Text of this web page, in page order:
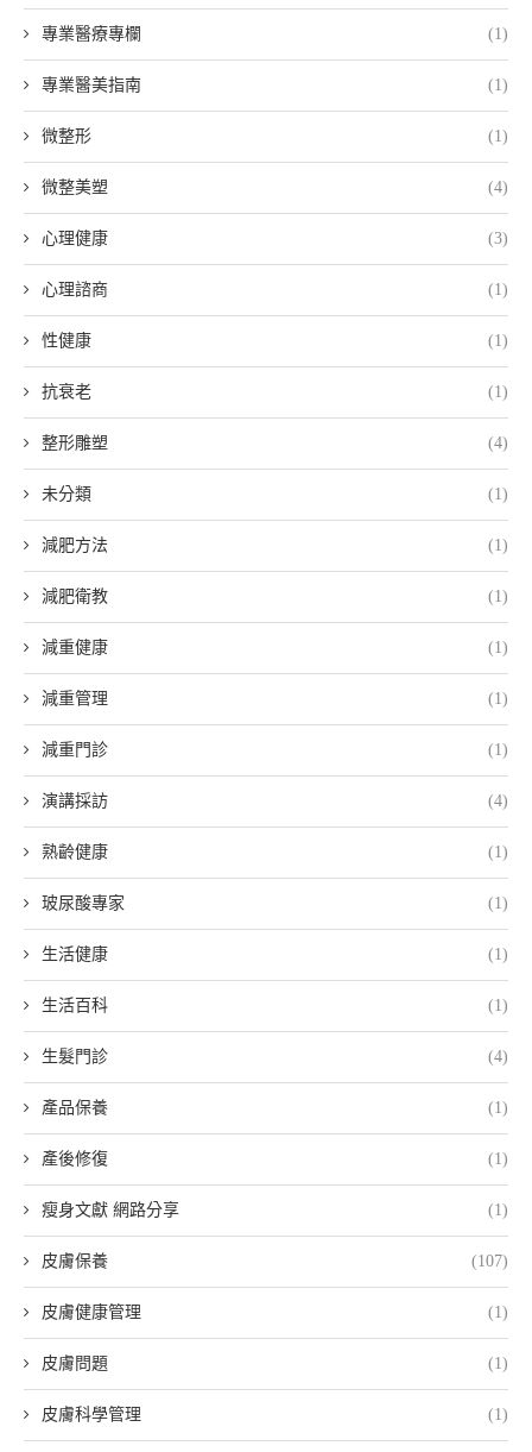
專業醫療專欄 (1)
專業醫美指南 (1)
微整形 (1)
微整美塑 (4)
心理健康 (3)
心理諮商 (1)
性健康 (1)
抗衰老 (1)
整形雕塑 (4)
未分類 (1)
減肥方法 (1)
減肥衛教 (1)
減重健康 (1)
減重管理 (1)
減重門診 (1)
演講採訪 (4)
熟齡健康 (1)
玻尿酸專家 (1)
生活健康 (1)
生活百科 (1)
生髮門診 (4)
產品保養 (1)
產後修復 (1)
瘦身文獻 網路分享 (1)
皮膚保養 (107)
皮膚健康管理 (1)
皮膚問題 (1)
皮膚科學管理 (1)